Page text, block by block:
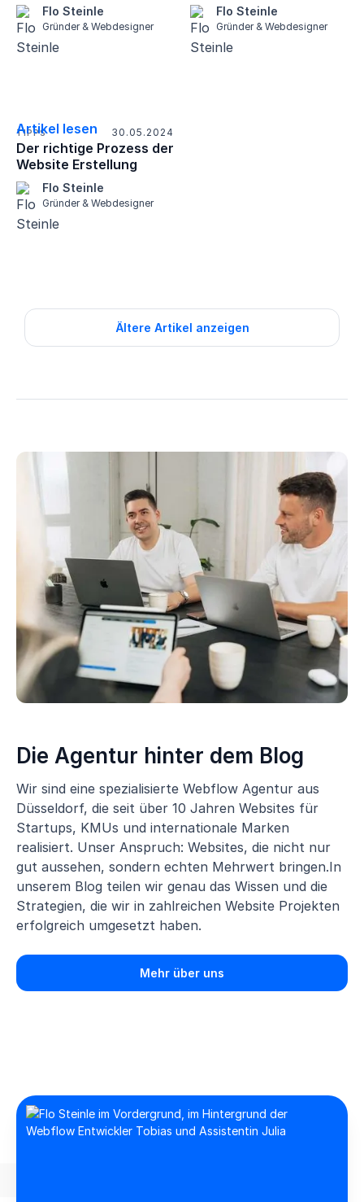
Geld sparen
Flo Steinle
Gründer & Webdesigner
profitierst
Flo Steinle
Gründer & Webdesigner
TIPPS 30.05.2024
Der richtige Prozess der
Website Erstellung
Artikel lesen
Flo Steinle
Gründer & Webdesigner
Ältere Artikel anzeigen
Die Agentur hinter dem Blog
Wir sind eine spezialisierte Webflow Agentur aus
Düsseldorf, die seit über 10 Jahren Websites für
Startups, KMUs und internationale Marken
realisiert. Unser Anspruch: Websites, die nicht nur
gut aussehen, sondern echten Mehrwert bringen.In
unserem Blog teilen wir genau das Wissen und die
Strategien, die wir in zahlreichen Website Projekten
erfolgreich umgesetzt haben.
Mehr über uns